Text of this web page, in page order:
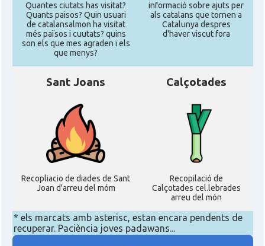
Quantes ciutats has visitat?
Quants paisos? Quin usuari
de catalansalmon ha visitat
més països i cuutats? quins
son els que mes agraden i els
que menys?
informació sobre ajuts per
als catalans que tornen a
Catalunya despres
d'haver viscut fora
Sant Joans
Recopliacio de diades de Sant
Joan d'arreu del móm
Calçotades
Recopilació de
Calçotades cel.lebrades
arreu del món
* els marcats amb asterisc, estan encara pendents de
recuperar. Paciència joves padawans...